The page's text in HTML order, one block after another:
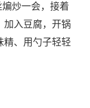
炒一会，接着
加入豆腐，开锅
精、用勺子轻轻